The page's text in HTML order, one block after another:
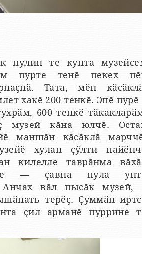
пулин те кунта
пурте тенӗ пекех
Тата, мӗн
хакӗ 200 тенкӗ. Эпӗ пурӗ
600 тенкӗ
музей кӑна юлчӗ.
маншӑн кӑсӑклӑ
хулан ҫӳлти
килелле таврӑнма
— ҫавна пула
Анчах вӑл пысӑк музей,
терӗҫ. Ҫуммӑн
ҫил арманӗ пуррине